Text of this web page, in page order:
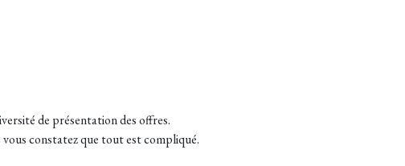
de présentation des offres.
constatez que tout est compliqué.